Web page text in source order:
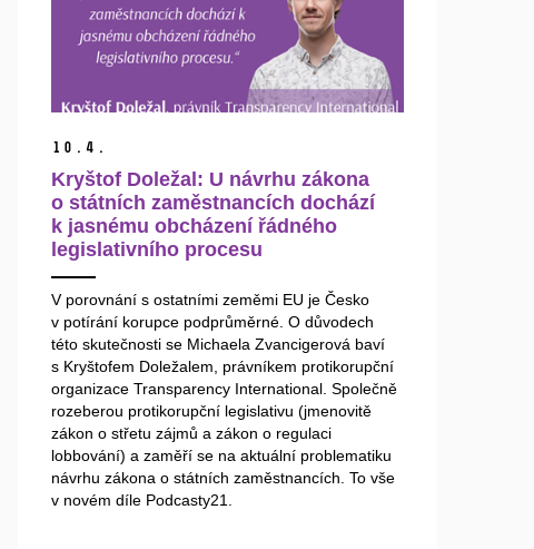
10. 4.
Kryštof Doležal: U návrhu zákona
o státních zaměstnancích dochází
k jasnému obcházení řádného
legislativního procesu
V porovnání s ostatními zeměmi EU je Česko
v potírání korupce podprůměrné. O důvodech
této skutečnosti se Michaela Zvancigerová baví
s Kryštofem Doležalem, právníkem protikorupční
organizace Transparency International. Společně
rozeberou protikorupční legislativu (jmenovitě
zákon o střetu zájmů a zákon o regulaci
lobbování) a zaměří se na aktuální problematiku
návrhu zákona o státních zaměstnancích. To vše
v novém díle Podcasty21.